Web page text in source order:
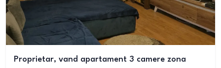
Proprietar, vand apartament 3 camere zona